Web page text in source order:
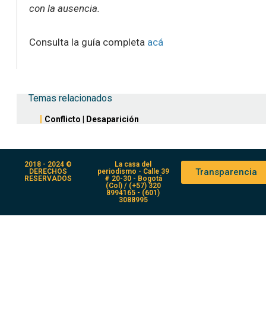
con la ausencia.
Consulta la guía completa acá
Temas relacionados
Conflicto | Desaparición
2018 - 2024 ©
DERECHOS
RESERVADOS
La casa del
periodismo - Calle 39
# 20-30 - Bogotá
(Col) / (+57) 320
8994165 - (601)
3088995
Transparencia